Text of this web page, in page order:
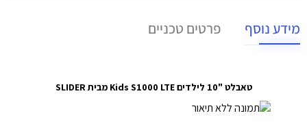
מידע נוסף פרטים טכניים
טאבלט "10 לילדים Kids S1000 LTE מבית SLIDER